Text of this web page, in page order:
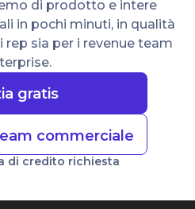
di prodotto e intere
in pochi minuti, in qualità
rep sia per i revenue team
gratis
commerciale
di credito richiesta